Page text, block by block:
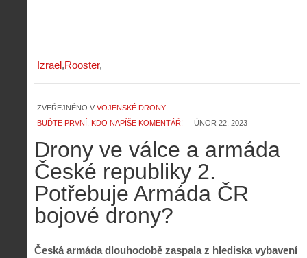
Izrael Rooster
ZVEŘEJNĚNO V VOJENSKÉ DRONY
BUĎTE PRVNÍ, KDO NAPÍŠE KOMENTÁŘ!
ÚNOR 22, 2023
Drony ve válce a armáda
České republiky 2.
Potřebuje Armáda ČR
bojové drony?
Česká armáda dlouhodobě zaspala z hlediska vybavení